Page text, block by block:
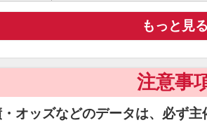
もっと見る
注意事
オッズなどのデータは、必ず